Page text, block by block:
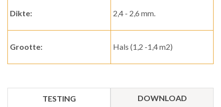
Dikte: 2,4 - 2,6 mm.
Grootte: Hals (1,2 -1,4 m2)
TESTING DOWNLOAD